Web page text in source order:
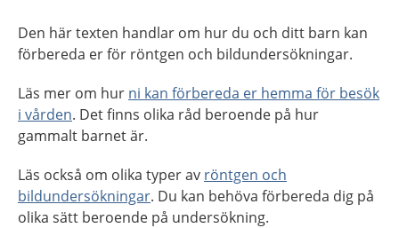
Den här texten handlar om hur du och ditt barn kan
förbereda er för röntgen och bildundersökningar.
Läs mer om hur ni kan förbereda er hemma för besök
i vården. Det finns olika råd beroende på hur
gammalt barnet är.
Läs också om olika typer av röntgen och
bildundersökningar. Du kan behöva förbereda dig på
olika sätt beroende på undersökning.